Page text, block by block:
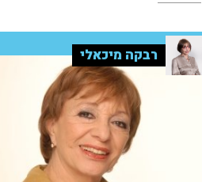
רבקה מיכאלי